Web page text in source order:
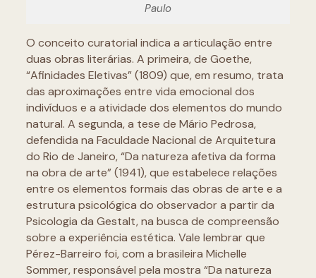
Paulo
O conceito curatorial indica a articulação entre
duas obras literárias. A primeira, de Goethe,
“Afinidades Eletivas” (1809) que, em resumo, trata
das aproximações entre vida emocional dos
indivíduos e a atividade dos elementos do mundo
natural. A segunda, a tese de Mário Pedrosa,
defendida na Faculdade Nacional de Arquitetura
do Rio de Janeiro, “Da natureza afetiva da forma
na obra de arte” (1941), que estabelece relações
entre os elementos formais das obras de arte e a
estrutura psicológica do observador a partir da
Psicologia da Gestalt, na busca de compreensão
sobre a experiência estética. Vale lembrar que
Pérez-Barreiro foi, com a brasileira Michelle
Sommer, responsável pela mostra “Da natureza